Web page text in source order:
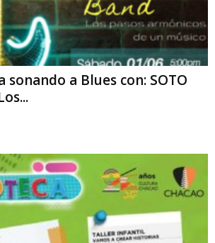
sonando a Blues con: SOTO